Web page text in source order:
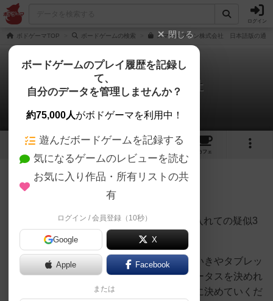
ログイン
ボドゲーマTOP ボードゲームの検索 スマートフォン株式会社 日本語版の通
スマートフォン株式会社
ワタワタさんのレビュー
13 12
カフェ
883名 0名 0 約5年前
友人と２人で初プレイ、スティーブのAIを入れての疑似3
人でのレビューです。
なんだかとっつきずらそうだなぁ、、と思いきやタブレッ
ト風のタイルを組み合わせて、自分のステータスを決めれ
ばあとはどのように展開していくかを順番に決めていくだ
閉じる
ボードゲームのプレイ履歴を記録し
て、
自分のデータを管理しませんか？
約75,000人がボドゲーマを利用中！
遊んだボードゲームを記録する
気になるゲームのレビューを読む
お気に入り作品・所有リストの共
有
ログイン / 会員登録（10秒）
Google X
Apple Facebook
または